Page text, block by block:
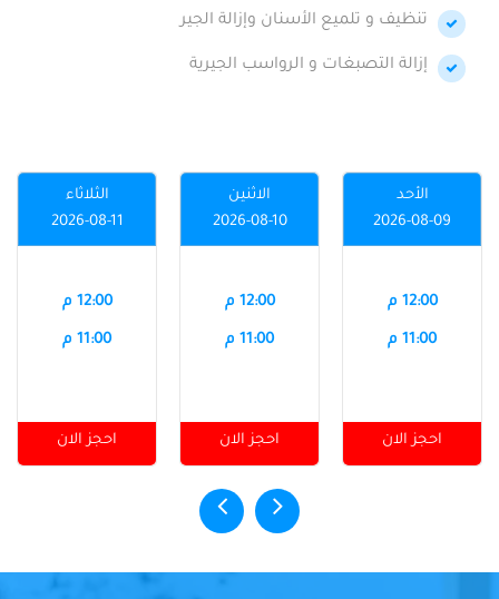
تنظيف و تلميع الأسنان وإزالة الجير
إزالة التصبغات و الرواسب الجيرية
الأحد
2026-08-09
12:00 م
11:00 م
احجز الان
الاثنين
2026-08-10
12:00 م
11:00 م
احجز الان
الثلاثاء
2026-08-11
12:00 م
11:00 م
احجز الان